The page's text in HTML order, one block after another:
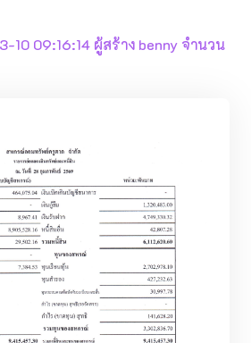
09:16:14 ผู้สร้าง benny จำนวน